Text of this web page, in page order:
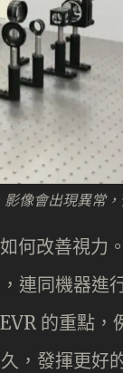
像會出現異常
何改善視力
連同機器進
的重點，
，發揮更好